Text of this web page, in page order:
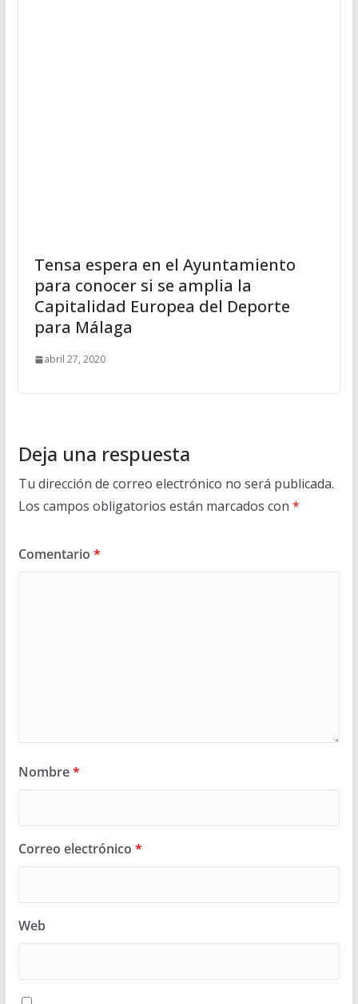
Tensa espera en el Ayuntamiento
para conocer si se amplia la
Capitalidad Europea del Deporte
para Málaga
abril 27, 2020
Deja una respuesta
Tu dirección de correo electrónico no será publicada.
Los campos obligatorios están marcados con *
Comentario *
Nombre*
Correo electrónico *
Web